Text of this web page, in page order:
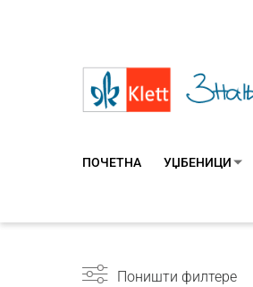
ПОЧЕТНА УЏБЕНИЦИ
Поништи филтере